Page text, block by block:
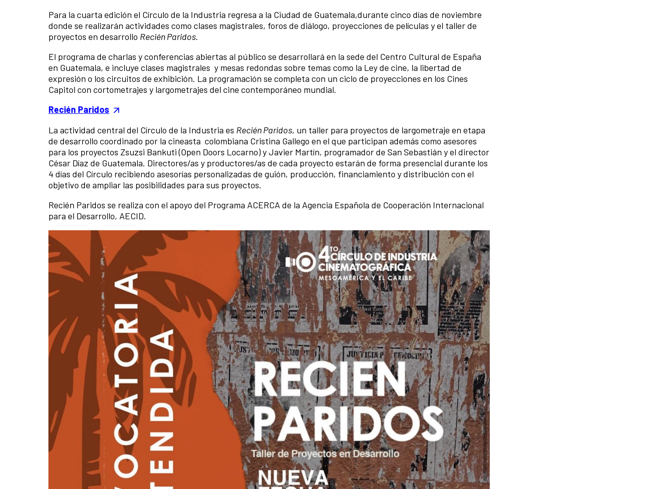
Para la cuarta edición el Círculo de la Industria regresa a la Ciudad de Guatemala,durante cinco días de noviembre
donde se realizarán actividades como clases magistrales, foros de diálogo, proyecciones de películas y el taller de
proyectos en desarrollo Recién Paridos.
El programa de charlas y conferencias abiertas al público se desarrollará en la sede del Centro Cultural de España
en Guatemala, e incluye clases magistrales y mesas redondas sobre temas como la Ley de cine, la libertad de
expresión o los circuitos de exhibición. La programación se completa con un ciclo de proyecciones en los Cines
Capitol con cortometrajes y largometrajes del cine contemporáneo mundial.
Recién Paridos
La actividad central del Círculo de la Industria es Recién Paridos, un taller para proyectos de largometraje en etapa
de desarrollo coordinado por la cineasta colombiana Cristina Gallego en el que participan además como asesores
para los proyectos Zsuzsi Bankuti (Open Doors Locarno) y Javier Martín, programador de San Sebastián y el director
César Díaz de Guatemala. Directores/as y productores/as de cada proyecto estarán de forma presencial durante los
4 días del Círculo recibiendo asesorías personalizadas de guión, producción, financiamiento y distribución con el
objetivo de ampliar las posibilidades para sus proyectos.
Recién Paridos se realiza con el apoyo del Programa ACERCA de la Agencia Española de Cooperación Internacional
para el Desarrollo, AECID.